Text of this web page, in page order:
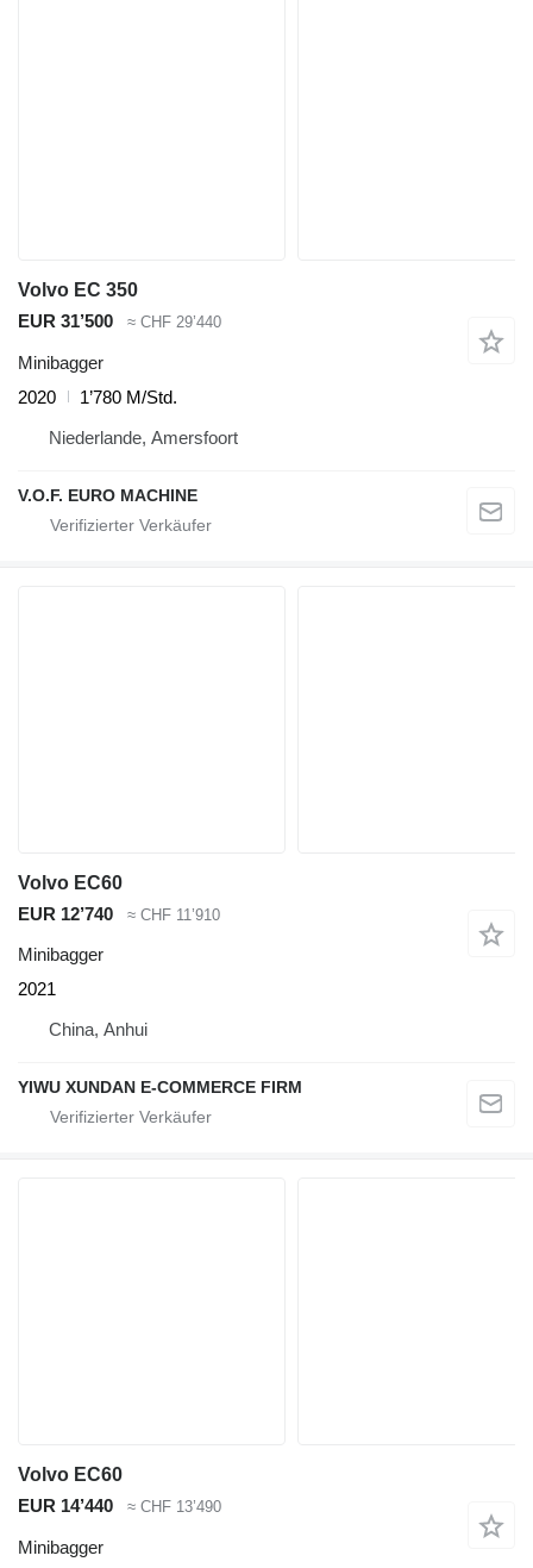
Volvo EC 350
EUR 31’500
≈ CHF 29’440
Minibagger
2020
1’780 M/Std.
Niederlande, Amersfoort
V.O.F. EURO MACHINE
Volvo EC60
EUR 12’740
≈ CHF 11’910
Minibagger
2021
China, Anhui
YIWU XUNDAN E-COMMERCE FIRM
Volvo EC60
EUR 14’440
≈ CHF 13’490
Minibagger